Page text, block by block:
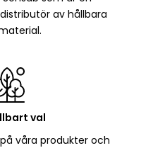
av hållbara
val
våra produkter och